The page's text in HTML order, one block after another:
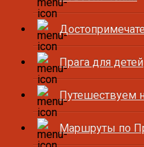
Прага для детей
Путешествуем
Маршруты по